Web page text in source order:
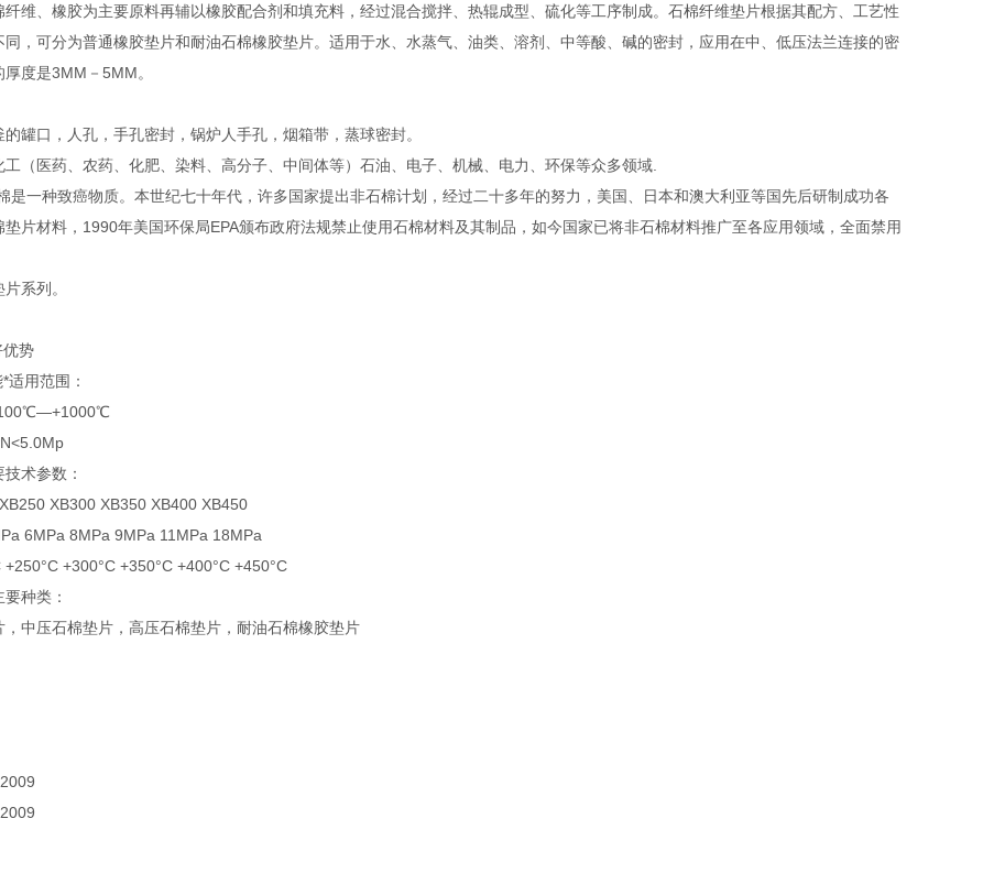
纤维、橡胶为主要原料再辅以橡胶配合剂和填充料，经过混合搅拌、热辊成型、硫化等工序制成。石棉纤维垫片根据其配方、工艺性
同，可分为普通橡胶垫片和耐油石棉橡胶垫片。适用于水、水蒸气、油类、溶剂、中等酸、碱的密封，应用在中、低压法兰连接的密
度是3MM－5MM。
罐口，人孔，手孔密封，锅炉人手孔，烟箱带，蒸球密封。
工（医药、农药、化肥、染料、高分子、中间体等）石油、电子、机械、电力、环保等众多领域.
是一种致癌物质。本世纪七十年代，许多国家提出非石棉计划，经过二十多年的努力，美国、日本和澳大利亚等国先后研制成功各
垫片材料，1990年美国环保局EPA颁布政府法规禁止使用石棉材料及其制品，如今国家已将非石棉材料推广至各应用领域，全面禁用
系列。
优势
适用范围：
术参数：
XB300 XB350 XB400 XB450
6MPa 8MPa 9MPa 11MPa 18MPa
+300°C +350°C +400°C +450°C
种类：
，中压石棉垫片，高压石棉垫片，耐油石棉橡胶垫片